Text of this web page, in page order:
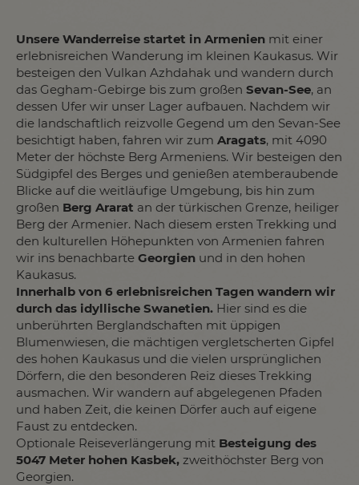
Unsere Wanderreise startet in Armenien mit einer
erlebnisreichen Wanderung im kleinen Kaukasus. Wir
besteigen den Vulkan Azhdahak und wandern durch
das Gegham-Gebirge bis zum großen Sevan-See, an
dessen Ufer wir unser Lager aufbauen. Nachdem wir
die landschaftlich reizvolle Gegend um den Sevan-See
besichtigt haben, fahren wir zum Aragats, mit 4090
Meter der höchste Berg Armeniens. Wir besteigen den
Südgipfel des Berges und genießen atemberaubende
Blicke auf die weitläufige Umgebung, bis hin zum
großen Berg Ararat an der türkischen Grenze, heiliger
Berg der Armenier. Nach diesem ersten Trekking und
den kulturellen Höhepunkten von Armenien fahren
wir ins benachbarte Georgien und in den hohen
Kaukasus.
Innerhalb von 6 erlebnisreichen Tagen wandern wir
durch das idyllische Swanetien. Hier sind es die
unberührten Berglandschaften mit üppigen
Blumenwiesen, die mächtigen vergletscherten Gipfel
des hohen Kaukasus und die vielen ursprünglichen
Dörfern, die den besonderen Reiz dieses Trekking
ausmachen. Wir wandern auf abgelegenen Pfaden
und haben Zeit, die keinen Dörfer auch auf eigene
Faust zu entdecken.
Optionale Reiseverlängerung mit Besteigung des
5047 Meter hohen Kasbek, zweithöchster Berg von
Georgien.